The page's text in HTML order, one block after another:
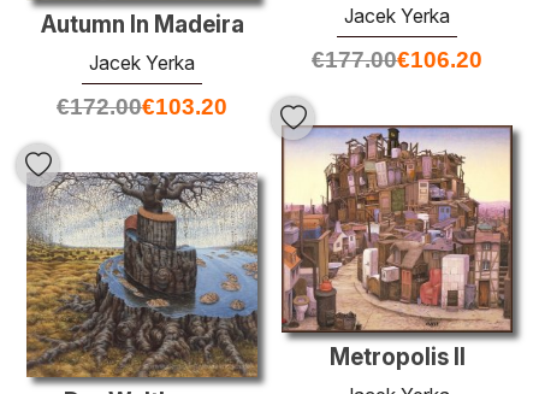
Jacek Yerka
€177.00€106.20
Autumn In Madeira
Jacek Yerka
€172.00€103.20
Metropolis II